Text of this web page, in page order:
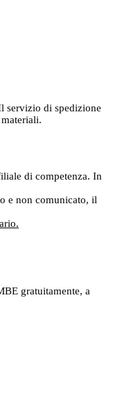
servizio di spedizione
di competenza. In
e non comunicato, il
gratuitamente, a